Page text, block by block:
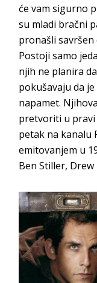
će vam sigurno
su mladi bračni
pronašli savršen
Postoji samo
njih ne planira
pokušavaju da
napamet.
pretvoriti u pravi
petak na kanalu
emitovanjem u
Ben Stiller,